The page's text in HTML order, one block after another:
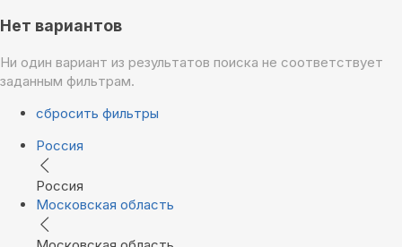
Нет вариантов
Ни один вариант из результатов поиска не соответствует
заданным фильтрам.
сбросить фильтры
Россия
Россия
Московская область